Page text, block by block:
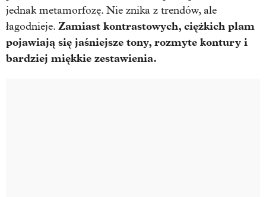
jednak metamorfozę. Nie znika z trendów, ale
łagodnieje. Zamiast kontrastowych, ciężkich plam
pojawiają się jaśniejsze tony, rozmyte kontury i
bardziej miękkie zestawienia.